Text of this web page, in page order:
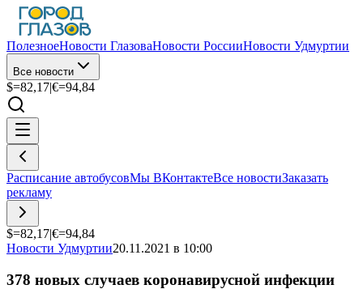
ПолезноеНовости ГлазоваНовости РоссииНовости Удмуртии
Все новости
$=82,17|€=94,84
Расписание автобусовМы ВКонтактеВсе новостиЗаказать
рекламу
$=82,17|€=94,84
Новости Удмуртии20.11.2021 в 10:00
378 новых случаев коронавирусной инфекции